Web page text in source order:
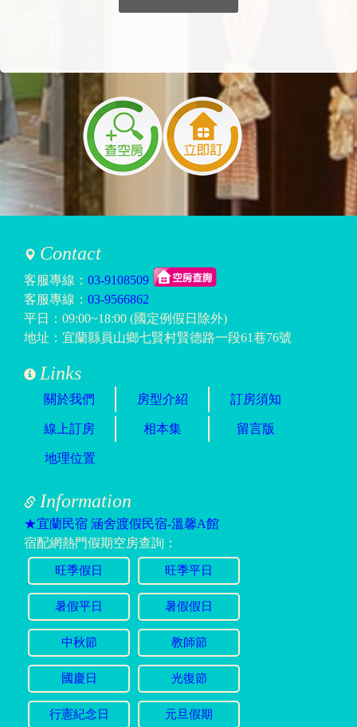
Contact
客服專線： 03-9108509
客服專線： 03-9566862
平日：09:00~18:00 (國定例假日除外)
地址：宜蘭縣員山鄉七賢村賢德路一段61巷76號
Links
關於我們 房型介紹 訂房須知
線上訂房 相本集 留言版
地理位置
Information
★宜蘭民宿 涵舍渡假民宿-溫馨A館
宿配網熱門假期空房查詢：
旺季假日 旺季平日
暑假平日 暑假假日
中秋節 教師節
國慶日 光復節
行憲紀念日 元旦假期